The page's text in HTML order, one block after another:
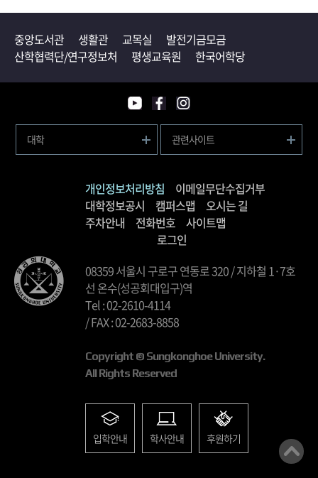
중앙도서관 생활관 교목실
발전기금모금
산학협력단/연구정보처
평생교육원 한국어학당
대학 관련사이트
개인정보처리방침
이메일무단수집거부
대학정보공시
캠퍼스맵
오시는 길
주차안내
전화번호
사이트맵
로그인
08359 서울시 구로구 연동로 320 / 지하철 1·7호
선 온수(성공회대입구)역
Tel : 02-2610-4114
/ FAX : 02-2683-8858
Copyright © Sungkonghoe University.
All Rights Reserved
입학안내 학사안내 후원하기